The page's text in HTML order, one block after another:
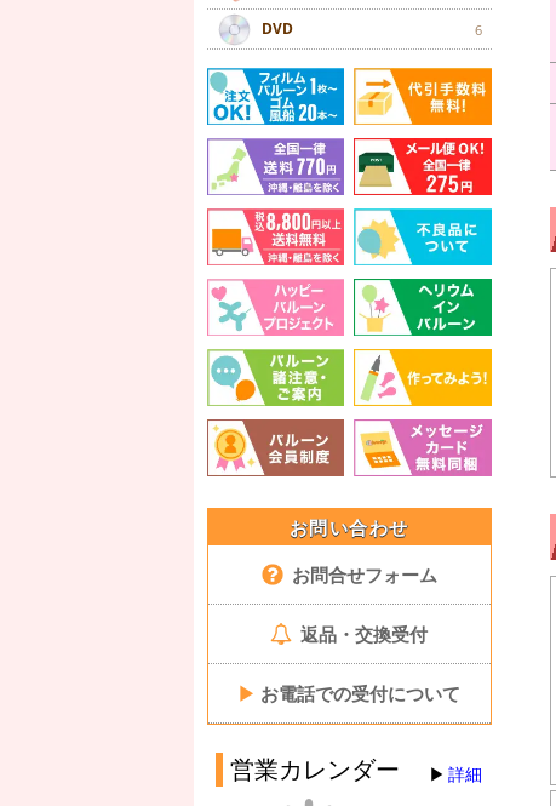
DVD 6
お問い合わせ
お問合せフォーム
返品・交換受付
▶ お電話での受付について
営業カレンダー 詳細